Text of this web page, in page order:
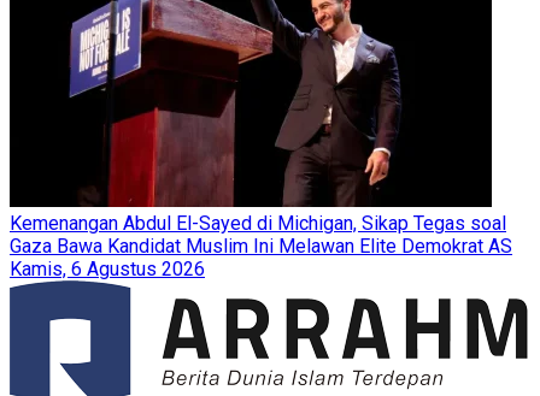
Kemenangan Abdul El-Sayed di Michigan, Sikap Tegas soal
Gaza Bawa Kandidat Muslim Ini Melawan Elite Demokrat AS
Kamis, 6 Agustus 2026